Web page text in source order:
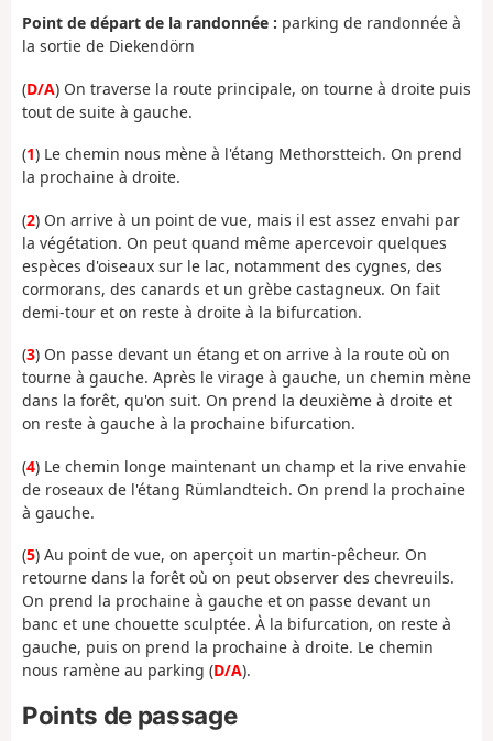
Point de départ de la randonnée : parking de randonnée à
la sortie de Diekendörn
(D/A) On traverse la route principale, on tourne à droite puis
tout de suite à gauche.
(1) Le chemin nous mène à l'étang Methorstteich. On prend
la prochaine à droite.
(2) On arrive à un point de vue, mais il est assez envahi par
la végétation. On peut quand même apercevoir quelques
espèces d'oiseaux sur le lac, notamment des cygnes, des
cormorans, des canards et un grèbe castagneux. On fait
demi-tour et on reste à droite à la bifurcation.
(3) On passe devant un étang et on arrive à la route où on
tourne à gauche. Après le virage à gauche, un chemin mène
dans la forêt, qu'on suit. On prend la deuxième à droite et
on reste à gauche à la prochaine bifurcation.
(4) Le chemin longe maintenant un champ et la rive envahie
de roseaux de l'étang Rümlandteich. On prend la prochaine
à gauche.
(5) Au point de vue, on aperçoit un martin-pêcheur. On
retourne dans la forêt où on peut observer des chevreuils.
On prend la prochaine à gauche et on passe devant un
banc et une chouette sculptée. À la bifurcation, on reste à
gauche, puis on prend la prochaine à droite. Le chemin
nous ramène au parking (D/A).
Points de passage